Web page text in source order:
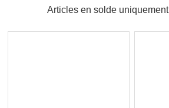
Articles en solde uniquement